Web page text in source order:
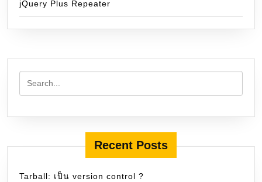
jQuery Plus Repeater
Recent Posts
Tarball: เป็น version control ?